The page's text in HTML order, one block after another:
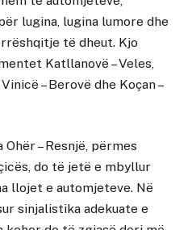
lugina, lugina lumore dhe
të dheut. Kjo
Katllanovë – Veles,
– Berovë dhe Koçan –
Ohër – Resnjë, përmes
do të jetë e mbyllur
llojet e automjeteve. Në
sinjalistika adekuate e